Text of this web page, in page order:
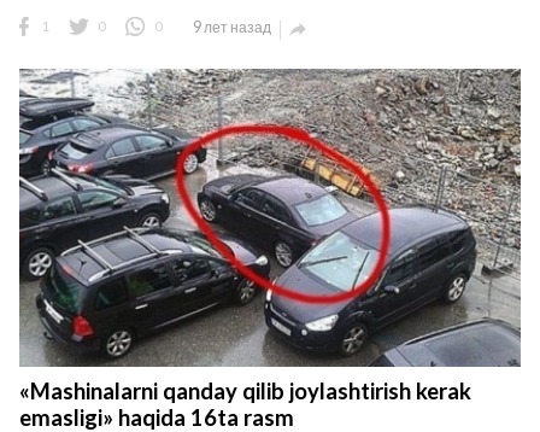
1 0 0 9 лет назад 
«Mashinalarni qanday qilib joylashtirish kerak
emasligi» haqida 16ta rasm